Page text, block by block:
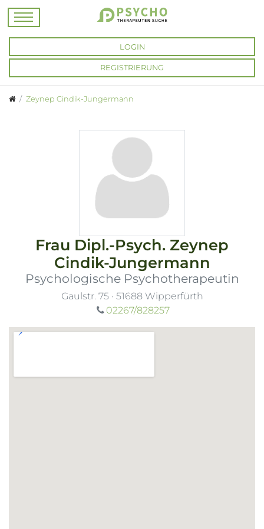
LOGIN
REGISTRIERUNG
Zeynep Cindik-Jungermann
Frau Dipl.-Psych. Zeynep
Cindik-Jungermann
Psychologische Psychotherapeutin
Gaulstr. 75 · 51688 Wipperfürth
02267/828257